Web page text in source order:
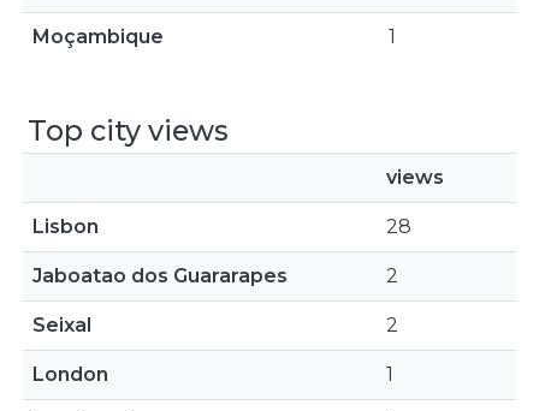
Moçambique 1
Top city views
views
Lisbon 28
Jaboatao dos Guararapes 2
Seixal 2
London 1